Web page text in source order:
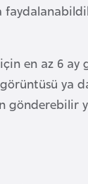
en az 6 ay
görüntüsü ya
gönderebilir